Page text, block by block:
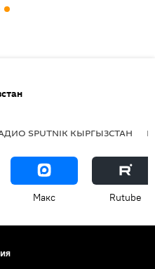
SPUTNIK КЫРГЫЗСТАН
Макс Rutube